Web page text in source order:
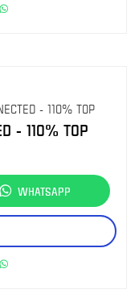
- 110% TOP
WHATSAPP